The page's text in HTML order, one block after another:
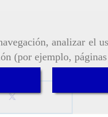
analizar el
(por ejemplo,